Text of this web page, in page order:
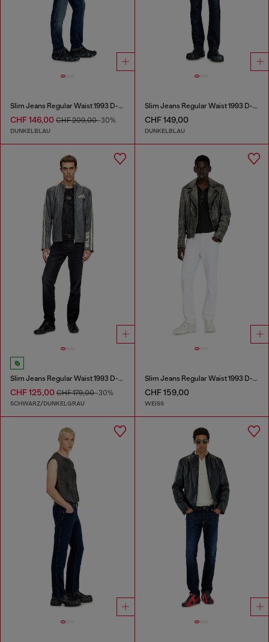
Slim Jeans Regular Waist 1993 D-Vyl
CHF 146,00 CHF 209,00-30%
DUNKELBLAU
Slim Jeans Regular Waist 1993 D-Vyl
CHF 149,00
DUNKELBLAU
Slim Jeans Regular Waist 1993 D-Vyl
CHF 125,00 CHF 179,00-30%
SCHWARZ/DUNKELGRAU
Slim Jeans Regular Waist 1993 D-Vyl
CHF 159,00
WEISS